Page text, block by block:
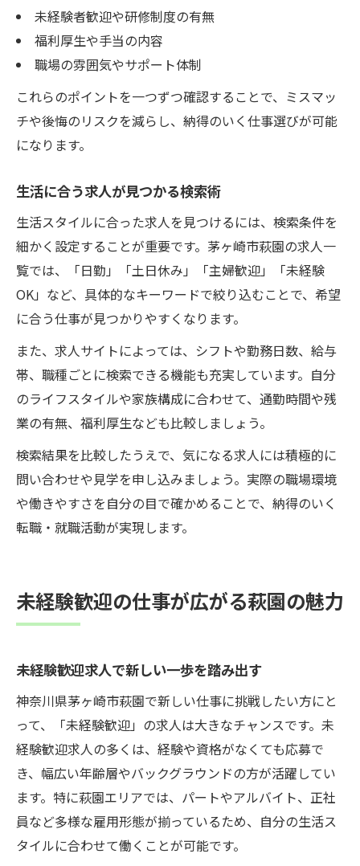
未経験者歓迎や研修制度の有無
福利厚生や手当の内容
職場の雰囲気やサポート体制
これらのポイントを一つずつ確認することで、ミスマッ
チや後悔のリスクを減らし、納得のいく仕事選びが可能
になります。
生活に合う求人が見つかる検索術
生活スタイルに合った求人を見つけるには、検索条件を
細かく設定することが重要です。茅ヶ崎市萩園の求人一
覧では、「日勤」「土日休み」「主婦歓迎」「未経験
OK」など、具体的なキーワードで絞り込むことで、希望
に合う仕事が見つかりやすくなります。
また、求人サイトによっては、シフトや勤務日数、給与
帯、職種ごとに検索できる機能も充実しています。自分
のライフスタイルや家族構成に合わせて、通勤時間や残
業の有無、福利厚生なども比較しましょう。
検索結果を比較したうえで、気になる求人には積極的に
問い合わせや見学を申し込みましょう。実際の職場環境
や働きやすさを自分の目で確かめることで、納得のいく
転職・就職活動が実現します。
未経験歓迎の仕事が広がる萩園の魅力
未経験歓迎求人で新しい一歩を踏み出す
神奈川県茅ヶ崎市萩園で新しい仕事に挑戦したい方にと
って、「未経験歓迎」の求人は大きなチャンスです。未
経験歓迎求人の多くは、経験や資格がなくても応募で
き、幅広い年齢層やバックグラウンドの方が活躍してい
ます。特に萩園エリアでは、パートやアルバイト、正社
員など多様な雇用形態が揃っているため、自分の生活ス
タイルに合わせて働くことが可能です。